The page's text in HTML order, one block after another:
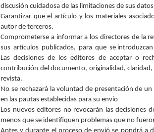
discusión cuidadosa de las limitaciones de sus
Garantizar que el artículo y los materiales
autor de terceros.
Comprometerse a informar a los directores de
sus artículos publicados, para que se introduzcan
Las decisiones de los editores de aceptar o
contribución del documento, originalidad,
revista.
No se rechazará la voluntad de presentación de
en las pautas establecidas para su envío
Los nuevos editores no revocarán las decisiones
menos que se identifiquen problemas que no
Antes y durante el proceso de envió se pondrá a